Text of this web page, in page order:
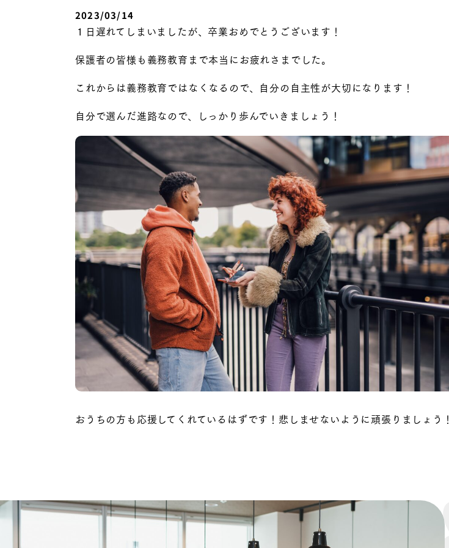
2023/03/14
１日遅れてしまいましたが、卒業おめでとうございます！
保護者の皆様も義務教育まで本当にお疲れさまでした。
これからは義務教育ではなくなるので、自分の自主性が大切になります！
自分で選んだ進路なので、しっかり歩んでいきましょう！
おうちの方も応援してくれているはずです！悲しませないように頑張りましょう！